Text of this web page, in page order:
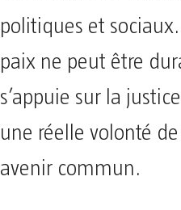
politiques et
paix ne peut être
s’appuie sur la
une réelle volonté
avenir commun.